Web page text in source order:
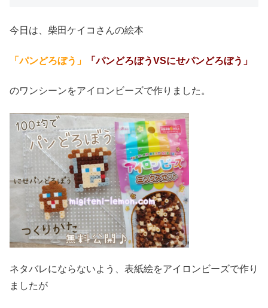
今日は、柴田ケイコさんの絵本
「パンどろぼう」 「パンどろぼうVSにせパンどろぼう」
のワンシーンをアイロンビーズで作りました。
ネタバレにならないよう、表紙絵をアイロンビーズで作り
ましたが